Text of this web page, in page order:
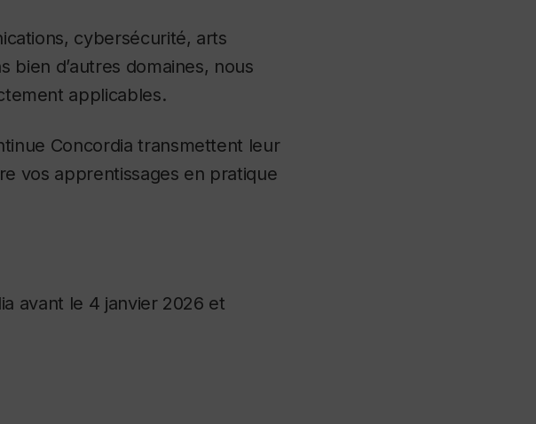
cybersécurité, arts
bien d’autres domaines, nous
applicables.
Concordia transmettent leur
vos apprentissages en pratique
avant le 4 janvier 2026 et